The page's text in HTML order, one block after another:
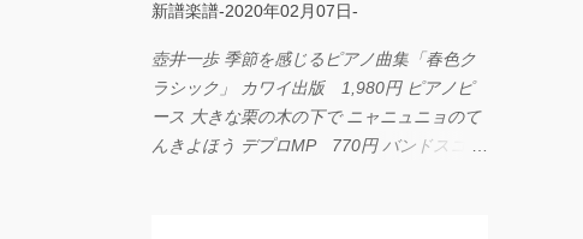
新譜楽譜-2020年02月07日-
壺井一歩 季節を感じるピアノ曲集「春色ク
ラシック」 カワイ出版 1,980円 ピアノピ
ース 大きな栗の木の下で ニャニュニョのて
んきよほう デプロMP 770円 バンドスコア